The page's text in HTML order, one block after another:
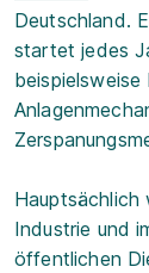
Deutschland.
startet jedes
Hauptsächlich
Industrie und
öffentlichen